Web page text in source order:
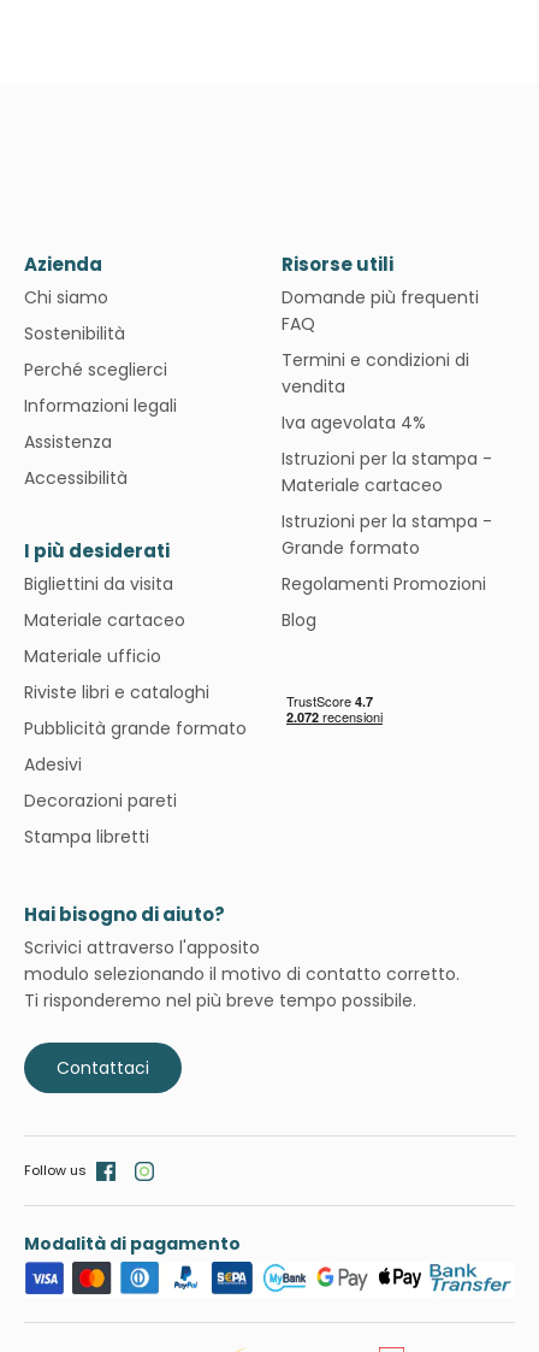
Azienda
Chi siamo
Sostenibilità
Perché sceglierci
Informazioni legali
Assistenza
Accessibilità
Risorse utili
Domande più frequenti
FAQ
Termini e condizioni di
vendita
Iva agevolata 4%
Istruzioni per la stampa -
Materiale cartaceo
Istruzioni per la stampa -
Grande formato
Regolamenti Promozioni
Blog
I più desiderati
Bigliettini da visita
Materiale cartaceo
Materiale ufficio
Riviste libri e cataloghi
Pubblicità grande formato
Adesivi
Decorazioni pareti
Stampa libretti
Hai bisogno di aiuto?
Scrivici attraverso l'apposito
modulo selezionando il motivo di contatto corretto.
Ti risponderemo nel più breve tempo possibile.
Contattaci
Modalità di pagamento
Follow us